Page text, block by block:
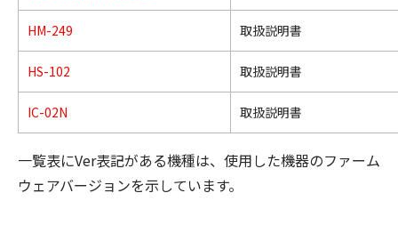
HM-249 取扱説明書
HS-102 取扱説明書
IC-02N 取扱説明書
一覧表にVer表記がある機種は、使用した機器のファーム
ウェアバージョンを示しています。